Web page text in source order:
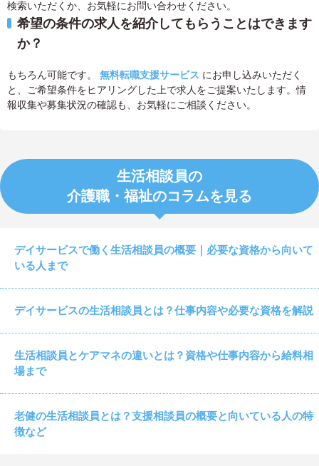
検索いただくか、お気軽にお問い合わせください。
希望の条件の求人を紹介してもらうことはできます
か？
もちろん可能です。 無料転職支援サービス にお申し込みいただく
と、ご希望条件をヒアリングした上で求人をご提案いたします。情
報収集や募集状況の確認も、お気軽にご相談ください。
生活相談員の
介護職・福祉のコラムを見る
デイサービスで働く生活相談員の概要｜必要な資格から向いて
いる人まで
デイサービスの生活相談員とは？仕事内容や必要な資格を解説
生活相談員とケアマネの違いとは？資格や仕事内容から給料相
場まで
老健の生活相談員とは？支援相談員の概要と向いている人の特
徴など